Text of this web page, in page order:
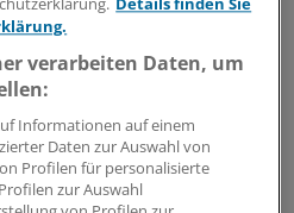
Auch der Dax
Jahrestief bei 6160
große Ausverkauf und eine
Möglich ist es.
nicht so stark
vorwegnehmen - in
werden auch
verarbeiten Daten, um
Informationen auf einem
Daten zur Auswahl von
Profilen für personalisierte
zur Auswahl